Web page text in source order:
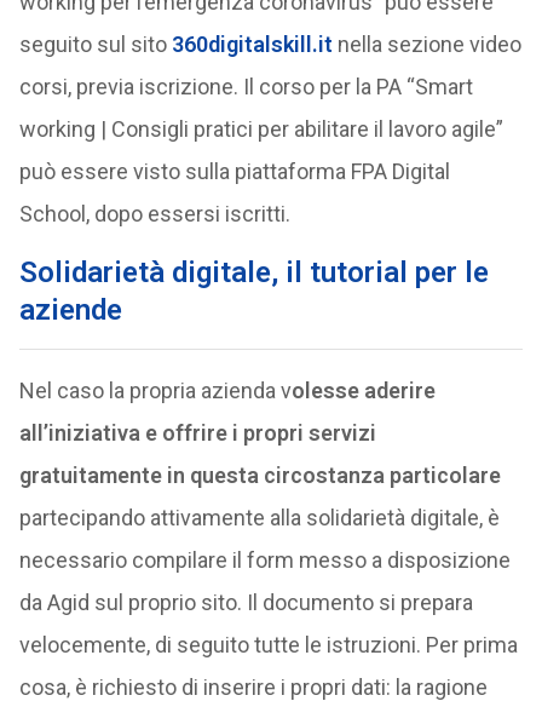
seguito sul sito 360digitalskill.it nella sezione video
corsi, previa iscrizione. Il corso per la PA “Smart
working | Consigli pratici per abilitare il lavoro agile”
può essere visto sulla piattaforma FPA Digital
School, dopo essersi iscritti.
Solidarietà digitale, il tutorial per le
aziende
Nel caso la propria azienda volesse aderire
all’iniziativa e offrire i propri servizi
gratuitamente in questa circostanza particolare
partecipando attivamente alla solidarietà digitale, è
necessario compilare il form messo a disposizione
da Agid sul proprio sito. Il documento si prepara
velocemente, di seguito tutte le istruzioni. Per prima
cosa, è richiesto di inserire i propri dati: la ragione